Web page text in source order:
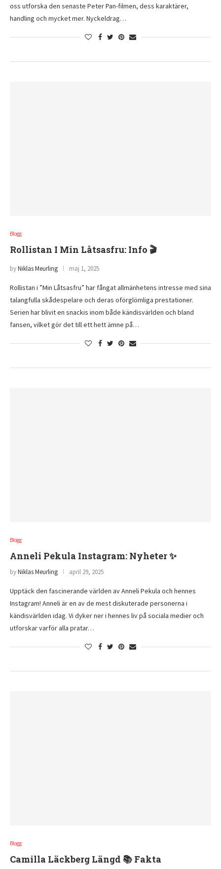
oss utforska den senaste Peter Pan-filmen, dess karaktärer,
handling och mycket mer. Nyckeldrag…
Blogg
Rollistan I Min Låtsasfru: Info 🎬
byNiklas Meurling maj 1, 2025
Rollistan i ”Min Låtsasfru” har fångat allmänhetens intresse med sina
talangfulla skådespelare och deras oförglömliga prestationer.
Serien har blivit en snackis inom både kändisvärlden och bland
fansen, vilket gör det till ett hett ämne på…
Blogg
Anneli Pekula Instagram: Nyheter ✨
byNiklas Meurling april 29, 2025
Upptäck den fascinerande världen av Anneli Pekula och hennes
Instagram! Anneli är en av de mest diskuterade personerna i
kändisvärlden idag. Vi dyker ner i hennes liv på sociala medier och
utforskar varför alla pratar…
Blogg
Camilla Läckberg Längd 📚 Fakta